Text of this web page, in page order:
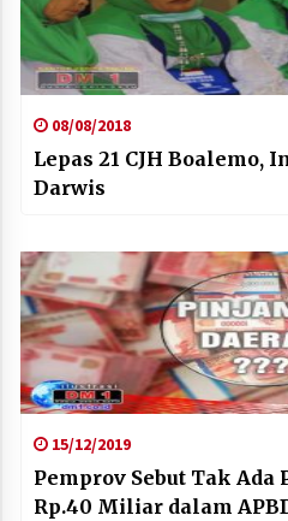
08/08/2018
Lepas 21 CJH Boalemo,
Darwis
15/12/2019
Pemprov Sebut Tak Ada
Rp.40 Miliar dalam